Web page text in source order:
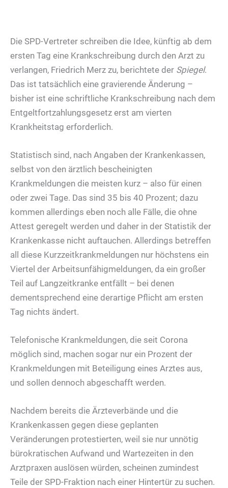
Die SPD-Vertreter schreiben die Idee, künftig ab dem
ersten Tag eine Krankschreibung durch den Arzt zu
verlangen, Friedrich Merz zu, berichtete der Spiegel.
Das ist tatsächlich eine gravierende Änderung –
bisher ist eine schriftliche Krankschreibung nach dem
Entgeltfortzahlungsgesetz erst am vierten
Krankheitstag erforderlich.
Statistisch sind, nach Angaben der Krankenkassen,
selbst von den ärztlich bescheinigten
Krankmeldungen die meisten kurz – also für einen
oder zwei Tage. Das sind 35 bis 40 Prozent; dazu
kommen allerdings eben noch alle Fälle, die ohne
Attest geregelt werden und daher in der Statistik der
Krankenkasse nicht auftauchen. Allerdings betreffen
all diese Kurzzeitkrankmeldungen nur höchstens ein
Viertel der Arbeitsunfähigmeldungen, da ein großer
Teil auf Langzeitkranke entfällt – bei denen
dementsprechend eine derartige Pflicht am ersten
Tag nichts ändert.
Telefonische Krankmeldungen, die seit Corona
möglich sind, machen sogar nur ein Prozent der
Krankmeldungen mit Beteiligung eines Arztes aus,
und sollen dennoch abgeschafft werden.
Nachdem bereits die Ärzteverbände und die
Krankenkassen gegen diese geplanten
Veränderungen protestierten, weil sie nur unnötig
bürokratischen Aufwand und Wartezeiten in den
Arztpraxen auslösen würden, scheinen zumindest
Teile der SPD-Fraktion nach einer Hintertür zu suchen.